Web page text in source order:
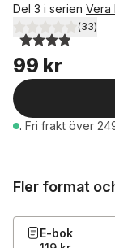
Del 3 i serien Vera
3,9utav 5 stjärnor.
(33)
99 kr
. Fri frakt över
Fler format
E-bok